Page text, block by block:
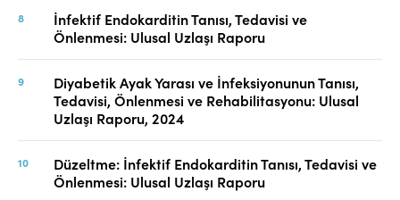
İnfektif Endokarditin Tanısı, Tedavisi ve
Önlenmesi: Ulusal Uzlaşı Raporu
Diyabetik Ayak Yarası ve İnfeksiyonunun Tanısı,
Tedavisi, Önlenmesi ve Rehabilitasyonu: Ulusal
Uzlaşı Raporu, 2024
Düzeltme: İnfektif Endokarditin Tanısı, Tedavisi ve
Önlenmesi: Ulusal Uzlaşı Raporu